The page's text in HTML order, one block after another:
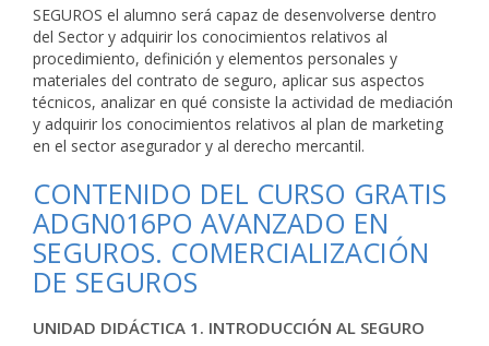
SEGUROS el alumno será capaz de desenvolverse dentro
del Sector y adquirir los conocimientos relativos al
procedimiento, definición y elementos personales y
materiales del contrato de seguro, aplicar sus aspectos
técnicos, analizar en qué consiste la actividad de mediación
y adquirir los conocimientos relativos al plan de marketing
en el sector asegurador y al derecho mercantil.
CONTENIDO DEL CURSO GRATIS
ADGN016PO AVANZADO EN
SEGUROS. COMERCIALIZACIÓN
DE SEGUROS
UNIDAD DIDÁCTICA 1. INTRODUCCIÓN AL SEGURO